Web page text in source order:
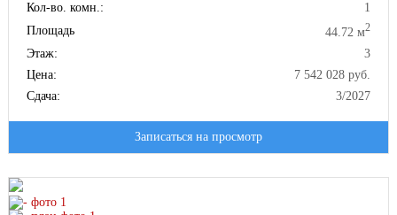
Кол-во. комн.:
1
Площадь
44.72 м2
Этаж:
3
Цена:
7 542 028 руб.
Сдача:
3/2027
Записаться на просмотр